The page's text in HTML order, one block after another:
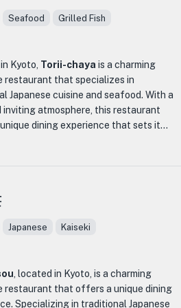
to its delicious cuisine, Torii-chaya
the elegance and simplicity of
Japanese design. The restaurant is
traditional artwork and features a
garden view, creating a tranquil
that enhances the dining experience.
restaurant. With its authentic dishes,
and impeccable service, this
wanting to come back for more.
noodles are perfectly cooked and have
chewy texture. They are
mirin, and dashi. The simplicity of
the quality of the soba noodles to
to their soba dishes, Dembei also
decor and seating options, including a
a soba enthusiast or simply
a must-visit restaurant in Tokyo. With
to quality soba noodles and
Seafood Grilled Fish
Kyoto, Torii-chaya is a charming
restaurant that specializes in
Japanese cuisine and seafood. With a
inviting atmosphere, this restaurant
dining experience that sets it
fresh sashimi to flavorful tempura,
The restaurant's skilled chefs take
craft, ensuring that every bite is a
standout features of Torii-chaya is its
Japanese Kaiseki
, located in Kyoto, is a charming
restaurant that offers a unique dining
Specializing in traditional Japanese